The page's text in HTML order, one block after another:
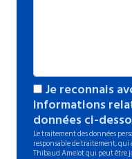
Je reconnais
informations
données ci-
Le traitement des données
responsable de traitement, qui
Thibaud Amelot qui peut être